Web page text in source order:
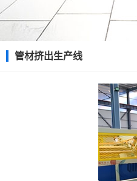
管材挤出生产线